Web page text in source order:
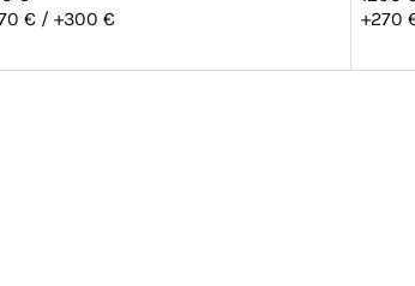
€ / +300 €
+270